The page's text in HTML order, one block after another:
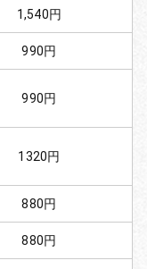
1,540円
990円
990円
1320円
880円
880円